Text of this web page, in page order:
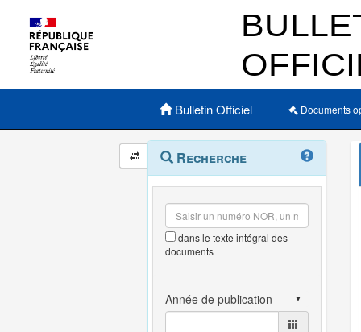
Menu principal
Bulletin Officiel Documents
Navigation
et
outils
annexes
Menu
contextuel
Recherche
dans le texte intégral des
documents